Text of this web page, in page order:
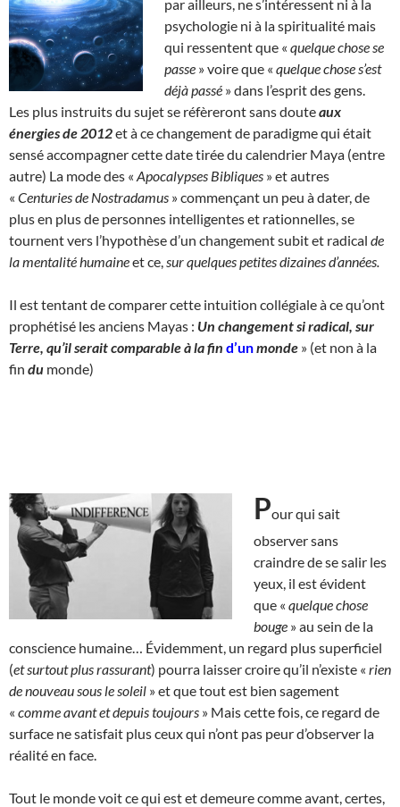
par ailleurs, ne s’intéressent ni à la
psychologie ni à la spiritualité mais
qui ressentent que « quelque chose se
passe » voire que « quelque chose s’est
déjà passé » dans l’esprit des gens.
Les plus instruits du sujet se réfèreront sans douteaux
énergies de 2012et à ce changement de paradigme qui était
sensé accompagner cette date tirée du calendrier Maya (entre
autre) La mode des « Apocalypses Bibliques » et autres
« Centuries de Nostradamus » commençant un peu à dater, de
plus en plus de personnes intelligentes et rationnelles, se
tournent vers l’hypothèse d’un changement subit et radical de
la mentalité humaineet ce, sur quelques petites dizaines d’années.
Il est tentant de comparer cette intuition collégiale à ce qu’ont
prophétisé les anciens Mayas : Un changement si radical, sur
Terre, qu’il serait comparable à la fin d’unmonde » (et non à la
fin du monde)
Pour qui sait
observer sans
craindre de se salir les
yeux, il est évident
que « quelque chose
bouge » au sein de la
conscience humaine… Évidemment, un regard plus superficiel
(et surtout plus rassurant) pourra laisser croire qu’il n’existe « rien
de nouveau sous le soleil » et que tout est bien sagement
« comme avant et depuis toujours » Mais cette fois, ce regard de
surface ne satisfait plus ceux qui n’ont pas peur d’observer la
réalité en face.
Tout le monde voit ce qui est et demeure comme avant, certes,